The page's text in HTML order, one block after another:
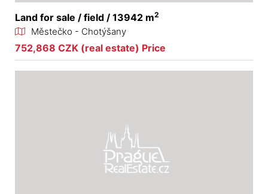
Land for sale / field / 13942 m2
Městečko - Chotýšany
752,868 CZK (real estate) Price